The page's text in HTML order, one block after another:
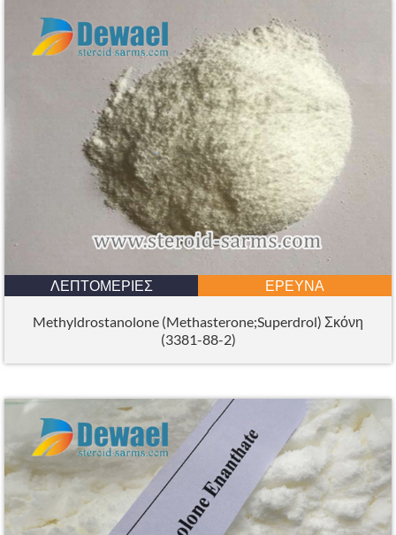
ΛΕΠΤΟΜΈΡΙΕΣ ΈΡΕΥΝΑ
Methyldrostanolone (Methasterone;Superdrol) Σκόνη
(3381-88-2)